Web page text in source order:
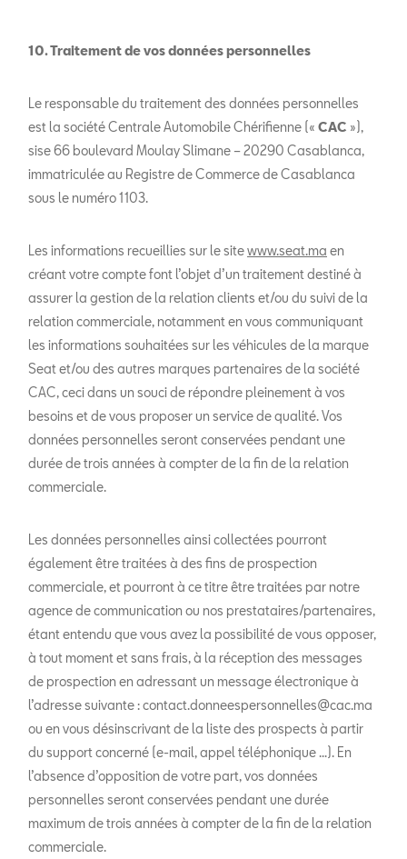
10. Traitement de vos données personnelles
Le responsable du traitement des données personnelles
est la société Centrale Automobile Chérifienne (« CAC »),
sise 66 boulevard Moulay Slimane – 20290 Casablanca,
immatriculée au Registre de Commerce de Casablanca
sous le numéro 1103.
Les informations recueillies sur le sitewww.seat.ma en
créant votre compte font l’objet d’un traitement destiné à
assurer la gestion de la relation clients et/ou du suivi de la
relation commerciale, notamment en vous communiquant
les informations souhaitées sur les véhicules de la marque
Seat et/ou des autres marques partenaires de la société
CAC, ceci dans un souci de répondre pleinement à vos
besoins et de vous proposer un service de qualité. Vos
données personnelles seront conservées pendant une
durée de trois années à compter de la fin de la relation
commerciale.
Les données personnelles ainsi collectées pourront
également être traitées à des fins de prospection
commerciale, et pourront à ce titre être traitées par notre
agence de communication ou nos prestataires/partenaires,
étant entendu que vous avez la possibilité de vous opposer,
à tout moment et sans frais, à la réception des messages
de prospection en adressant un message électronique à
l’adresse suivante : contact.donneespersonnelles@cac.ma
ou en vous désinscrivant de la liste des prospects à partir
du support concerné (e-mail, appel téléphonique …). En
l’absence d’opposition de votre part, vos données
personnelles seront conservées pendant une durée
maximum de trois années à compter de la fin de la relation
commerciale.